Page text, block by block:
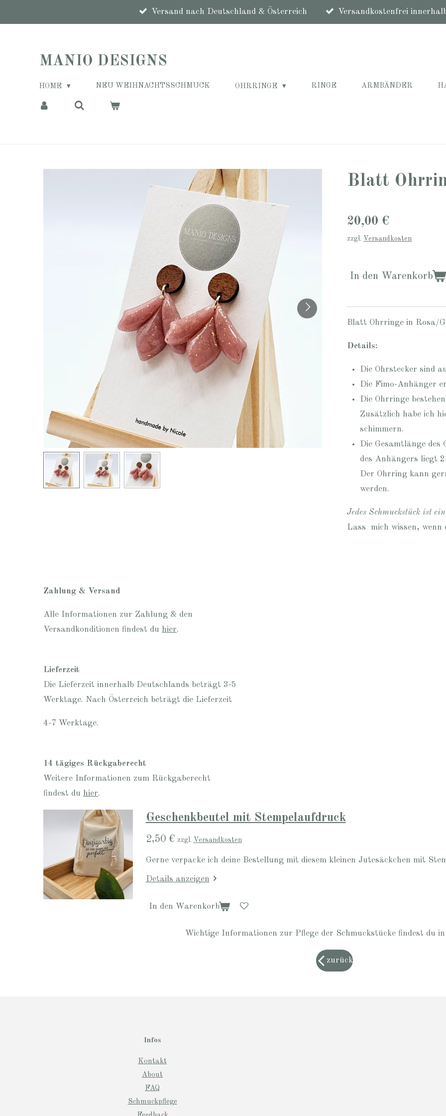
Hauptinhalt
Versand nach Deutschland & Österreich Versandkostenfrei
MANIO DESIGNS
HOME NEU WEIHNACHTSSCHMUCK OHRRINGE RINGE ARMBÄNDER
Blatt
20,00 €
zzgl. Versandkosten
In den Warenkorb
Blatt Ohrringe in Rosa/
Details:
Die Ohrstecker sind
Die Fimo-Anhänger
Die Ohrringe
Zusätzlich habe ich
schimmern.
Die Gesamtlänge
des Anhängers liegt
Der Ohrring kann
werden.
Jedes Schmuckstück ist
Lass mich wissen, wenn
Zahlung & Versand
Alle Informationen zur Zahlung & den
Versandkonditionen findest du hier.
Lieferzeit
Die Lieferzeit innerhalb Deutschlands beträgt 3-5
Werktage. Nach Österreich beträgt die Lieferzeit
4-7 Werktage.
14 tägiges Rückgaberecht
Weitere Informationen zum Rückgaberecht
findest du hier.
Geschenkbeutel mit Stempelaufdruck
2,50 € zzgl. Versandkosten
Gerne verpacke ich deine Bestellung mit diesem kleinen Jutesäckchen mit
Details anzeigen
In den Warenkorb
Wichtige Informationen zur Pflege der Schmuckstücke findest du in
zurück
Infos
Kontakt
About
FAQ
Schmuckpflege